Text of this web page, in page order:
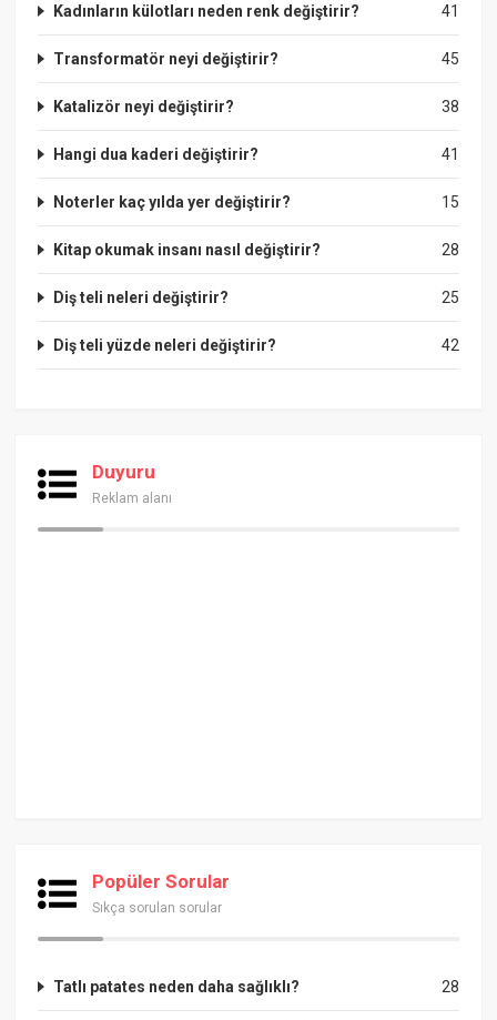
41
Kadınların külotları neden renk değiştirir?
45
Transformatör neyi değiştirir?
38
Katalizör neyi değiştirir?
41
Hangi dua kaderi değiştirir?
15
Noterler kaç yılda yer değiştirir?
28
Kitap okumak insanı nasıl değiştirir?
25
Diş teli neleri değiştirir?
42
Diş teli yüzde neleri değiştirir?
Duyuru
Reklam alanı
Popüler Sorular
Sıkça sorulan sorular
28
Tatlı patates neden daha sağlıklı?